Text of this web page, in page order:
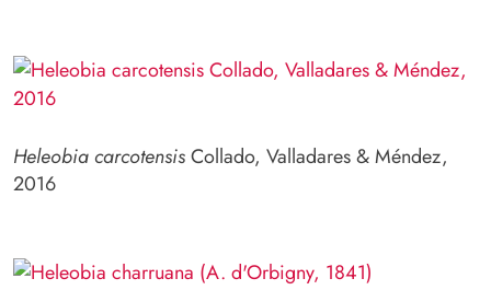
Heleobia carcotensisCollado, Valladares & Méndez,
2016